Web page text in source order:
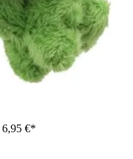
6,95 €*